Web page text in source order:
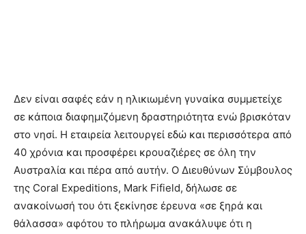
Δεν είναι σαφές εάν η ηλικιωμένη γυναίκα συμμετείχε
σε κάποια διαφημιζόμενη δραστηριότητα ενώ βρισκόταν
στο νησί. Η εταιρεία λειτουργεί εδώ και περισσότερα από
40 χρόνια και προσφέρει κρουαζιέρες σε όλη την
Αυστραλία και πέρα ​​από αυτήν. Ο Διευθύνων Σύμβουλος
της Coral Expeditions, Mark Fifield, δήλωσε σε
ανακοίνωσή του ότι ξεκίνησε έρευνα «σε ξηρά και
θάλασσα» αφότου το πλήρωμα ανακάλυψε ότι η